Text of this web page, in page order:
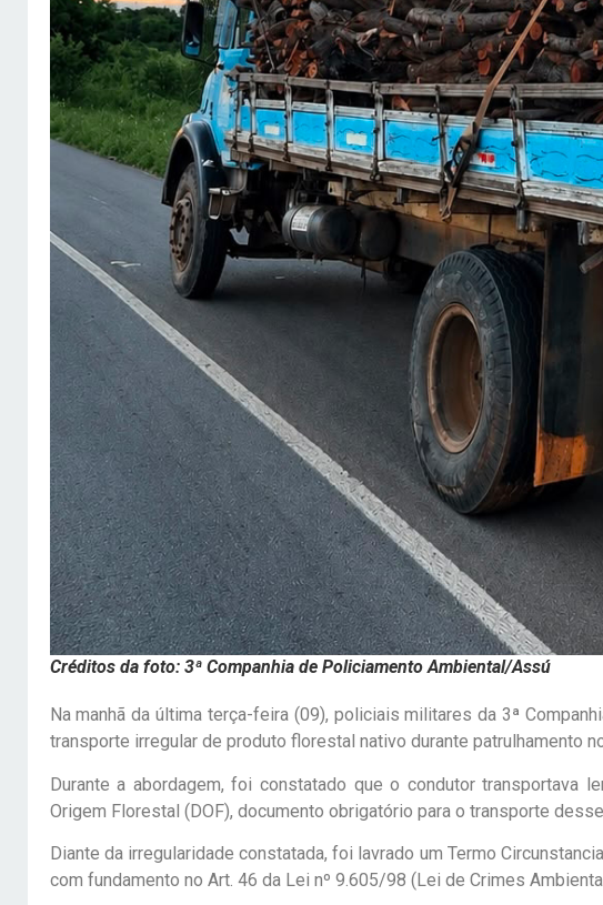
Créditos da foto: 3ª Companhia de Policiamento Ambiental/Assú
Na manhã da última terça-feira (09), policiais militares da 3ª
transporte irregular de produto florestal nativo durante patrulhamento
Durante a abordagem, foi constatado que o condutor transportava
Origem Florestal (DOF), documento obrigatório para o transporte
Diante da irregularidade constatada, foi lavrado um Termo
com fundamento no Art. 46 da Lei nº 9.605/98 (Lei de Crimes